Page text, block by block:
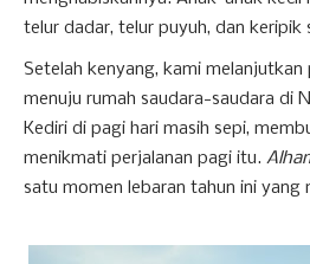
telur dadar, telur puyuh, dan keripik
Setelah kenyang, kami melanjutkan
menuju rumah saudara-saudara di
Kediri di pagi hari masih sepi,
menikmati perjalanan pagi itu.
satu momen lebaran tahun ini yang